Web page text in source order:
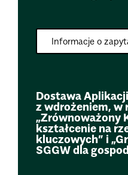
Informacje o
Dostawa
z wdrożeniem, w
„Zrównoważony
kształcenie na
kluczowych” i
SGGW dla